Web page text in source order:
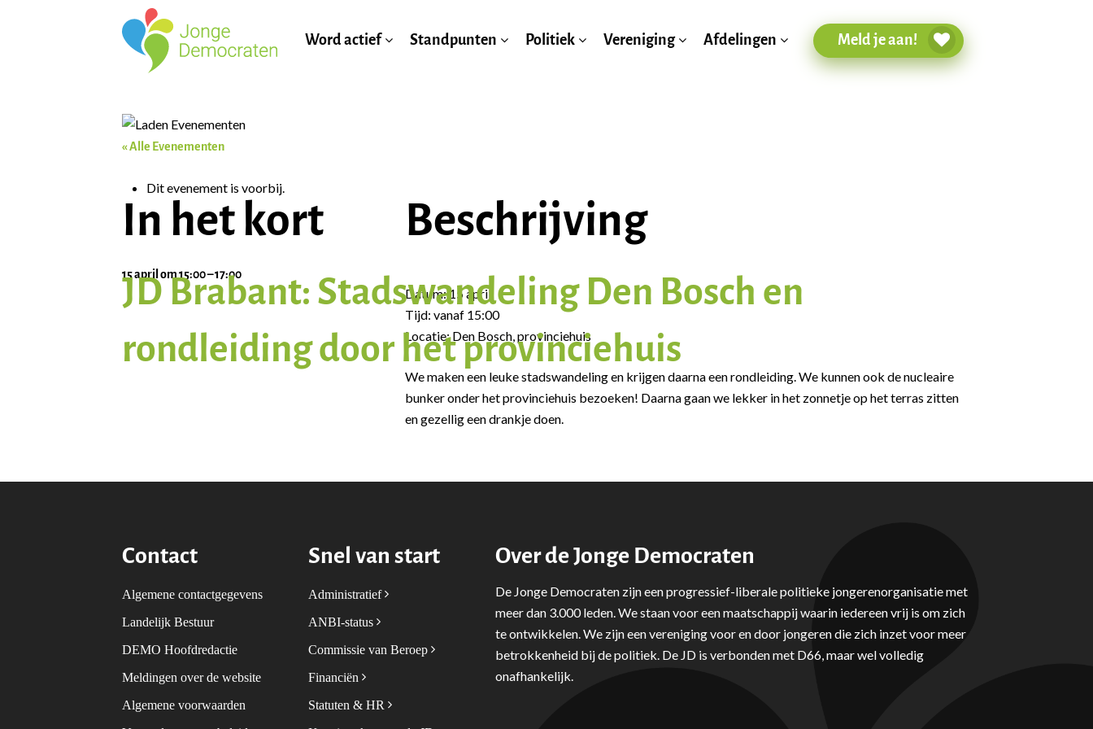
Word actief Standpunten Politiek Vereniging Afdelingen Meld je aan!
« Alle Evenementen
Dit evenement is voorbij.
JD Brabant: Stadswandeling Den Bosch en
rondleiding door het provinciehuis
In het kort
15 aprilom15:00–17:00
Beschrijving
Datum: 15 april
Tijd: vanaf 15:00
Locatie: Den Bosch, provinciehuis
We maken een leuke stadswandeling en krijgen daarna een rondleiding. We kunnen ook de nucleaire
bunker onder het provinciehuis bezoeken! Daarna gaan we lekker in het zonnetje op het terras zitten
en gezellig een drankje doen.
Contact
Algemene contactgegevens
Landelijk Bestuur
DEMO Hoofdredactie
Meldingen over de website
Algemene voorwaarden
Snel van start
Administratief
ANBI-status
Commissie van Beroep
Financiën
Statuten & HR
Over de Jonge Democraten
De Jonge Democraten zijn een progressief-liberale politieke jongerenorganisatie met
meer dan 3.000 leden. We staan voor een maatschappij waarin iedereen vrij is om zich
te ontwikkelen. We zijn een vereniging voor en door jongeren die zich inzet voor meer
betrokkenheid bij de politiek. De JD is verbonden met D66, maar wel volledig
onafhankelijk.